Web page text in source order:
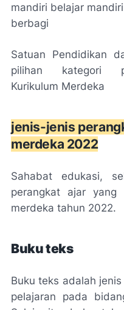
mandiri belajar
berbagi
Satuan Pendidikan
pilihan kategori
Kurikulum Merdeka
jenis-jenis
merdeka 2022
Sahabat edukasi,
perangkat ajar yang
merdeka tahun 2022.
Buku teks
Buku teks adalah
pelajaran pada